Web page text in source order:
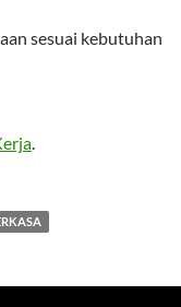
sesuai kebutuhan
.